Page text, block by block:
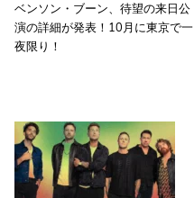
ベンソン・ブーン、待望の来日公
演の詳細が発表！10月に東京で一
夜限り！